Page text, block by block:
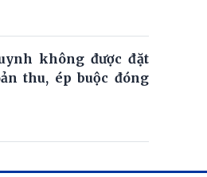
không được đặt
thu, ép buộc đóng